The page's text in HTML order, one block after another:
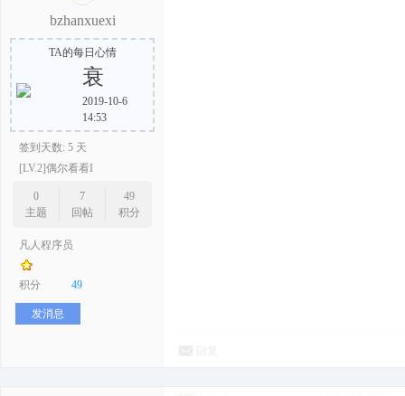
bzhanxuexi
TA的每日心情
衰
2019-10-6
14:53
签到天数: 5 天
[LV.2]偶尔看看I
0
主题
7
回帖
49
积分
凡人程序员
积分 49
发消息